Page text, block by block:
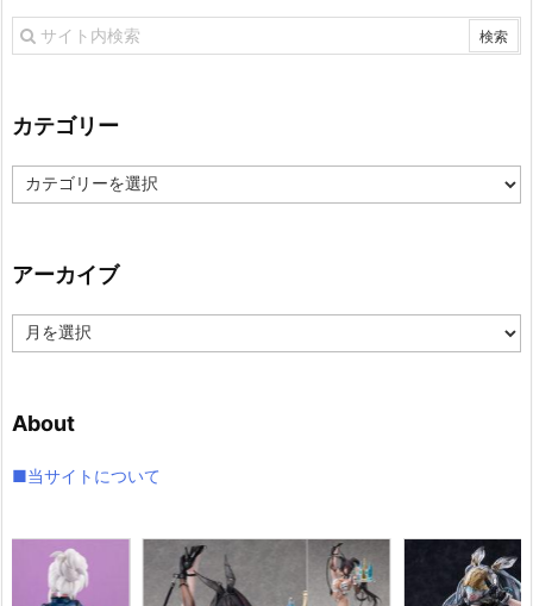
カテゴリー
カ
テ
ー
アーカイブ
ー
ブ
About
■当サイトについて